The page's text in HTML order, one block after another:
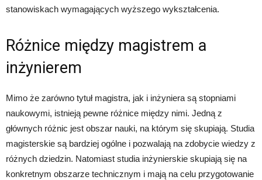
stanowiskach wymagających wyższego wykształcenia.
Różnice między magistrem a
inżynierem
Mimo że zarówno tytuł magistra, jak i inżyniera są stopniami
naukowymi, istnieją pewne różnice między nimi. Jedną z
głównych różnic jest obszar nauki, na którym się skupiają. Studia
magisterskie są bardziej ogólne i pozwalają na zdobycie wiedzy z
różnych dziedzin. Natomiast studia inżynierskie skupiają się na
konkretnym obszarze technicznym i mają na celu przygotowanie